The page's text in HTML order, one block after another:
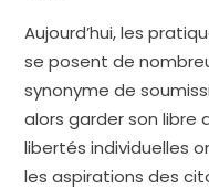
Aujourd’hui, les
se posent de
synonyme de
alors garder son libre
libertés individuelles
les aspirations des